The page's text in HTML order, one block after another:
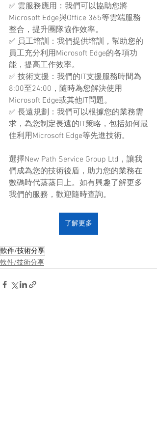
✅ 雲服務應用：我們可以協助您將
Microsoft Edge與Office 365等雲端服務
整合，提升團隊協作效率。
✅ 員工培訓：我們提供培訓，幫助您的
員工充分利用Microsoft Edge的各項功
能，提高工作效率。
✅ 技術支援：我們的IT支援服務時間為
8:00至24:00，隨時為您解決使用
Microsoft Edge或其他IT問題。
✅ 長遠規劃：我們可以根據您的業務需
求，為您制定長遠的IT策略，包括如何最
佳利用Microsoft Edge等先進技術。
選擇New Path Service Group Ltd，讓我
們成為您的技術後盾，助力您的業務在
數碼時代蒸蒸日上。如有興趣了解更多
我們的服務，歡迎隨時查詢。
了解更多
軟件/技術分享
軟件/技術分享